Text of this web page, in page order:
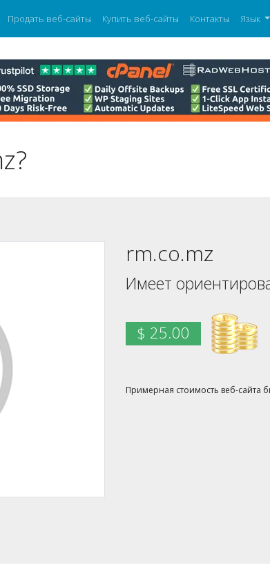
Продать веб-сайты Купить веб-сайты Контакты Язык
rm.co.mz
Имеет
$ 25.00
Примерная стоимость веб-сайта